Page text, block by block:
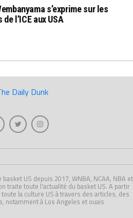
s’exprime sur les
l’ICE aux USA
US depuis 2017, WNBA, NCAA, NBA et
traite toute l'actualité du basket US. A partir
la culture US à travers des articles, des
notamment à Los Angeles et ouais